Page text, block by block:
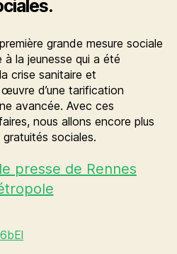
grande mesure sociale
la jeunesse qui a été
crise sanitaire et
d’une tarification
avancée. Avec ces
nous allons encore plus
sociales.
presse de Rennes